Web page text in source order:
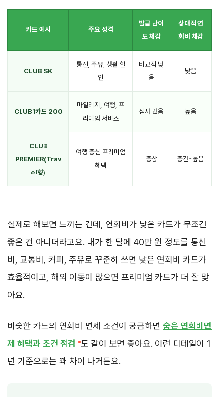
카드 예시 주요 성격
발급 난이
도 체감
상대적 연
회비 체감
CLUB SK
통신, 주유, 생활 할
인
비교적 낮
음
낮음
CLUB1카드 200
마일리지, 여행, 프
리미엄 서비스
심사 있음 높음
CLUB
PREMIER(Trav
el형)
여행 중심 프리미엄
혜택
중상 중간~높음
실제로 해보면 느끼는 건데, 연회비가 낮은 카드가 무조건
좋은 건 아니더라고요. 내가 한 달에 40만 원 정도를 통신
비, 교통비, 커피, 주유로 꾸준히 쓰면 낮은 연회비 카드가
효율적이고, 해외 이동이 많으면 프리미엄 카드가 더 잘 맞
아요.
비슷한 카드의 연회비 면제 조건이 궁금하면 숨은 연회비면
제 혜택과 조건 점검 도 같이 보면 좋아요. 이런 디테일이 1
년 기준으로는 꽤 차이 나거든요.